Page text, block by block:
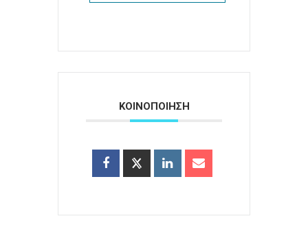
ΚΟΙΝΟΠΟΙΗΣΗ